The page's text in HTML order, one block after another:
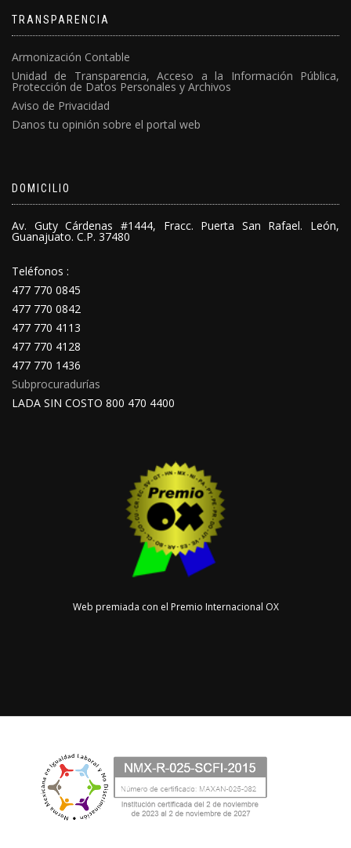
TRANSPARENCIA
Armonización Contable
Unidad de Transparencia, Acceso a la Información Pública,
Protección de Datos Personales y Archivos
Aviso de Privacidad
Danos tu opinión sobre el portal web
DOMICILIO
Av. Guty Cárdenas #1444, Fracc. Puerta San Rafael. León,
Guanajuato. C.P. 37480
Teléfonos :
477 770 0845
477 770 0842
477 770 4113
477 770 4128
477 770 1436
Subprocuradurías
LADA SIN COSTO 800 470 4400
Web premiada con el Premio Internacional OX